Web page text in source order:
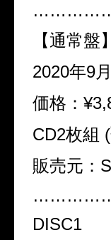
【通常盤】
2020年9
価格： ¥
CD2枚組
販売元：
DISC1